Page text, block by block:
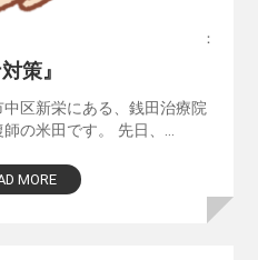
：
策』
区新栄にある、銭田治療院
の米田です。 先日、…
MORE